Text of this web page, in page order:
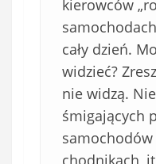
kierowców
cały dzień.
widzieć?
nie widzą.
śmigających
chodnikach,